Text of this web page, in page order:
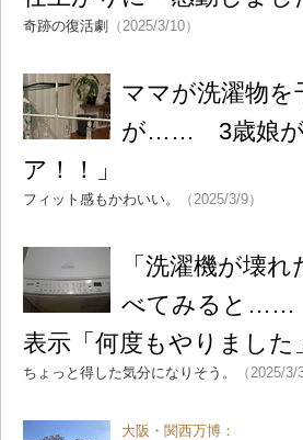
奇跡の復活劇 （2025/3/10）
ママが洗濯物
が…… 3歳娘が“
ア！！」
フィット感もかわいい。 （2025/3/9）
「洗濯機が壊
べてみると……
表示「何度もやりました
ちょっと得した気分になりそう。 （2025/3/3
大阪・関西万博：